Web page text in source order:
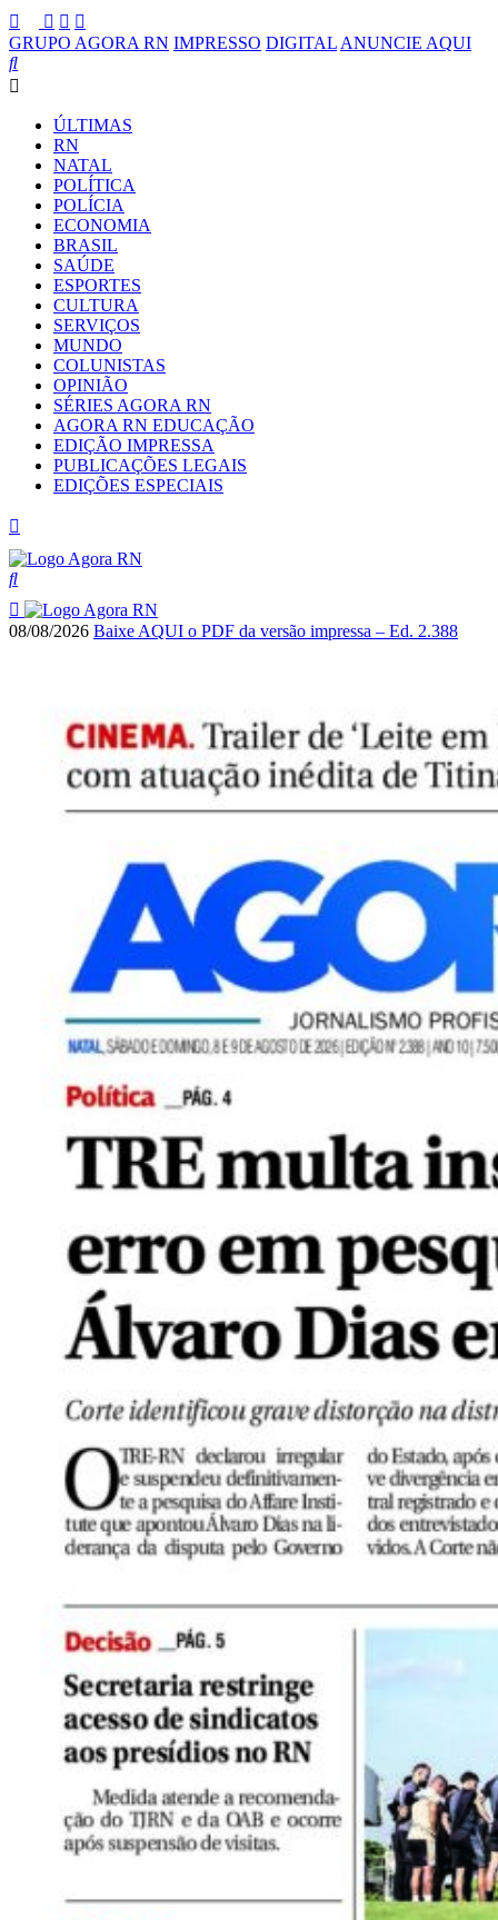
GRUPO AGORA RN IMPRESSO DIGITAL ANUNCIE AQUI
ÚLTIMAS
RN
NATAL
POLÍTICA
POLÍCIA
ECONOMIA
BRASIL
SAÚDE
ESPORTES
CULTURA
SERVIÇOS
MUNDO
COLUNISTAS
OPINIÃO
SÉRIES AGORA RN
AGORA RN EDUCAÇÃO
EDIÇÃO IMPRESSA
PUBLICAÇÕES LEGAIS
EDIÇÕES ESPECIAIS
08/08/2026 Baixe AQUI o PDF da versão impressa – Ed. 2.388